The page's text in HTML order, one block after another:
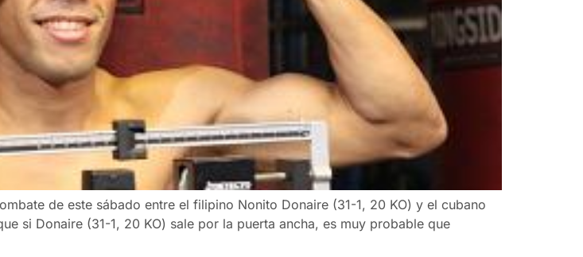
de este sábado entre el filipino Nonito Donaire (31-1, 20 KO) y el cubano
si Donaire (31-1, 20 KO) sale por la puerta ancha, es muy probable que